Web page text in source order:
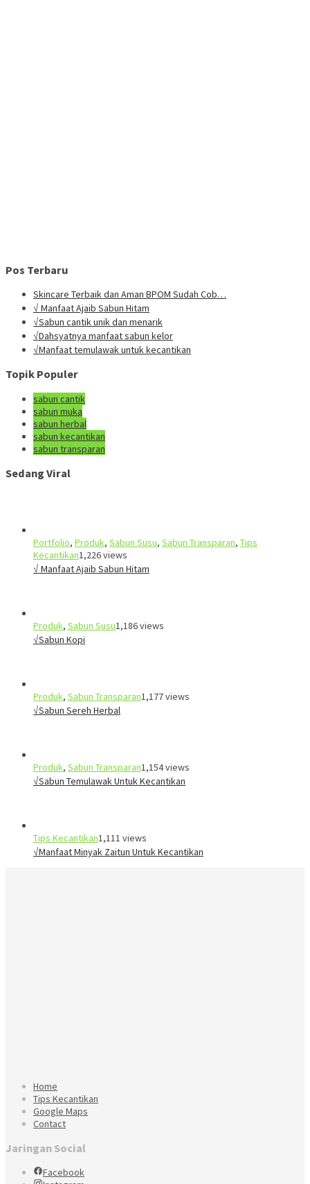
Pos Terbaru
Skincare Terbaik dan Aman BPOM Sudah Cob…
√ Manfaat Ajaib Sabun Hitam
√Sabun cantik unik dan menarik
√Dahsyatnya manfaat sabun kelor
√Manfaat temulawak untuk kecantikan
Topik Populer
sabun cantik
sabun muka
sabun herbal
sabun kecantikan
sabun transparan
Sedang Viral
Portfolio, Produk, Sabun Susu, Sabun Transparan, Tips
Kecantikan1,226 views
√ Manfaat Ajaib Sabun Hitam
Produk, Sabun Susu1,186 views
√Sabun Kopi
Produk, Sabun Transparan1,177 views
√Sabun Sereh Herbal
Produk, Sabun Transparan1,154 views
√Sabun Temulawak Untuk Kecantikan
Tips Kecantikan1,111 views
√Manfaat Minyak Zaitun Untuk Kecantikan
Home
Tips Kecantikan
Google Maps
Contact
Jaringan Social
Facebook